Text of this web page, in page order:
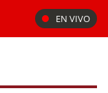
EN VIVO